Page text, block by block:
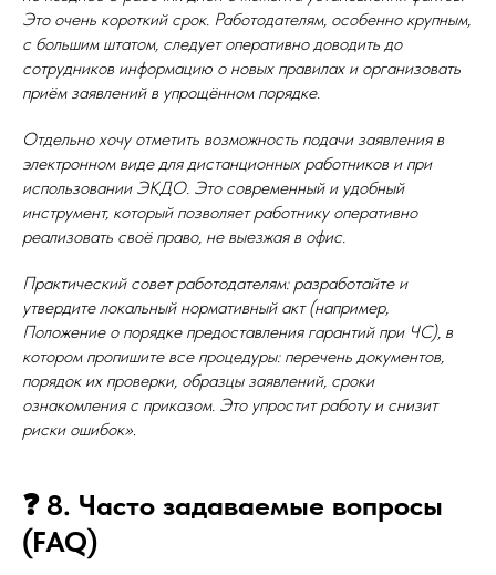
Это очень короткий срок. Работодателям, особенно крупным,
с большим штатом, следует оперативно доводить до
сотрудников информацию о новых правилах и организовать
приём заявлений в упрощённом порядке.
Отдельно хочу отметить возможность подачи заявления в
электронном виде для дистанционных работников и при
использовании ЭКДО. Это современный и удобный
инструмент, который позволяет работнику оперативно
реализовать своё право, не выезжая в офис.
Практический совет работодателям: разработайте и
утвердите локальный нормативный акт (например,
Положение о порядке предоставления гарантий при ЧС), в
котором пропишите все процедуры: перечень документов,
порядок их проверки, образцы заявлений, сроки
ознакомления с приказом. Это упростит работу и снизит
риски ошибок»
❓ 8. Часто задаваемые вопросы
(FAQ)